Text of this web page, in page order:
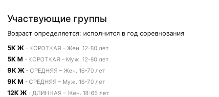
Участвующие группы
Возраст определяется: исполнится в год соревнования
5К Ж - КОРОТКАЯ – Жен. 12-80 лет
5К М - КОРОТКАЯ – Муж. 12-80 лет
9К Ж - СРЕДНЯЯ – Жен. 16-70 лет
9К М - СРЕДНЯЯ – Муж. 16-70 лет
12К Ж - ДЛИННАЯ – Жен. 18-65 лет